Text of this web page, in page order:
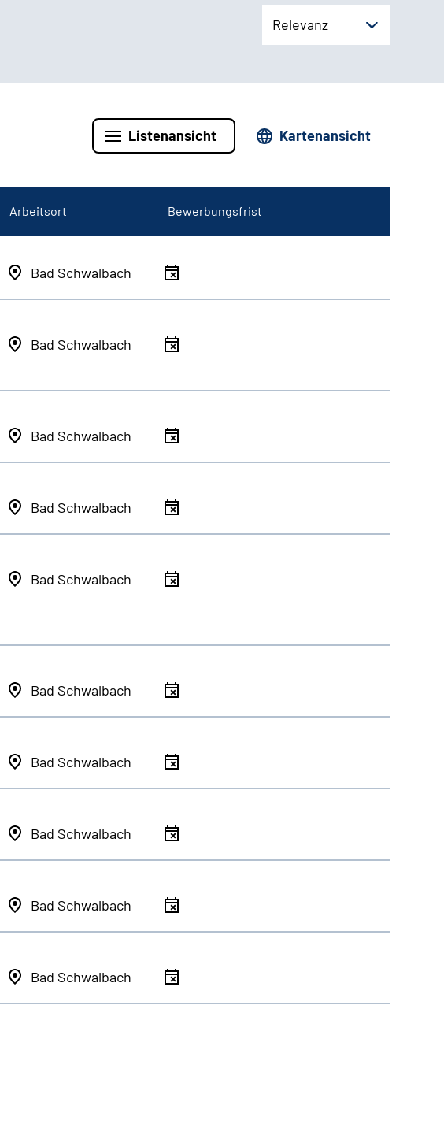
Relevanz
Listenansicht Kartenansicht
Arbeitsort Bewerbungsfrist
Bad Schwalbach
Bad Schwalbach
Bad Schwalbach
Bad Schwalbach
Bad Schwalbach
Bad Schwalbach
Bad Schwalbach
Bad Schwalbach
Bad Schwalbach
Bad Schwalbach